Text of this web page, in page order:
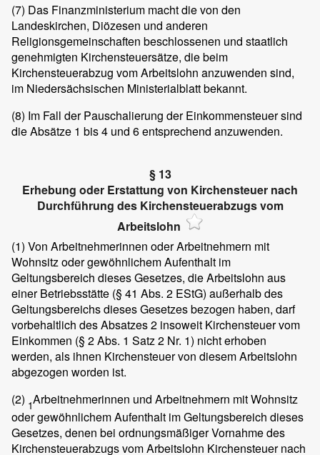
(7) Das Finanzministerium macht die von den
Landeskirchen, Diözesen und anderen
Religionsgemeinschaften beschlossenen und staatlich
genehmigten Kirchensteuersätze, die beim
Kirchensteuerabzug vom Arbeitslohn anzuwenden sind,
im Niedersächsischen Ministerialblatt bekannt.
(8) Im Fall der Pauschalierung der Einkommensteuer sind
die Absätze 1 bis 4 und 6 entsprechend anzuwenden.
§ 13
Erhebung oder Erstattung von Kirchensteuer nach
Durchführung des Kirchensteuerabzugs vom
Arbeitslohn
(1) Von Arbeitnehmerinnen oder Arbeitnehmern mit
Wohnsitz oder gewöhnlichem Aufenthalt im
Geltungsbereich dieses Gesetzes, die Arbeitslohn aus
einer Betriebsstätte (§ 41 Abs. 2 EStG) außerhalb des
Geltungsbereichs dieses Gesetzes bezogen haben, darf
vorbehaltlich des Absatzes 2 insoweit Kirchensteuer vom
Einkommen (§ 2 Abs. 1 Satz 2 Nr. 1) nicht erhoben
werden, als ihnen Kirchensteuer von diesem Arbeitslohn
abgezogen worden ist.
(2) 1Arbeitnehmerinnen und Arbeitnehmern mit Wohnsitz
oder gewöhnlichem Aufenthalt im Geltungsbereich dieses
Gesetzes, denen bei ordnungsmäßiger Vornahme des
Kirchensteuerabzugs vom Arbeitslohn Kirchensteuer nach